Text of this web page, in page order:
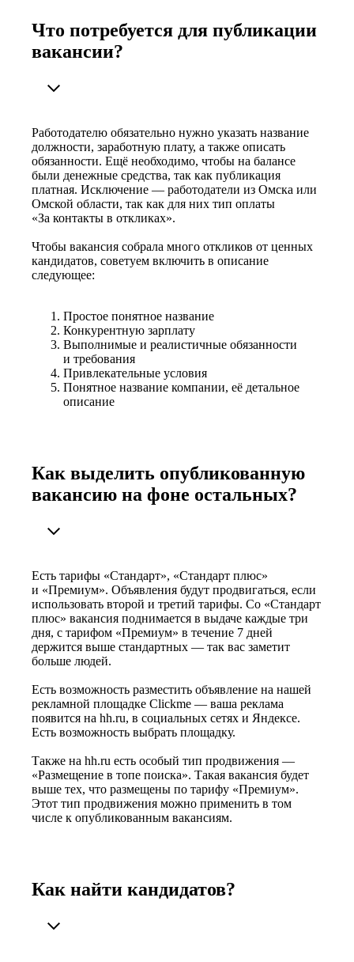
Что потребуется для публикации
вакансии?
Работодателю обязательно нужно указать название
должности, заработную плату, а также описать
обязанности. Ещё необходимо, чтобы на балансе
были денежные средства, так как публикация
платная. Исключение — работодатели из Омска или
Омской области, так как для них тип оплаты
«За контакты в откликах».
Чтобы вакансия собрала много откликов от ценных
кандидатов, советуем включить в описание
следующее:
Простое понятное название
Конкурентную зарплату
Выполнимые и реалистичные обязанности
и требования
Привлекательные условия
Понятное название компании, её детальное
описание
Как выделить опубликованную
вакансию на фоне остальных?
Есть тарифы «Стандарт», «Стандарт плюс»
и «Премиум». Объявления будут продвигаться, если
использовать второй и третий тарифы. Со «Стандарт
плюс» вакансия поднимается в выдаче каждые три
дня, с тарифом «Премиум» в течение 7 дней
держится выше стандартных — так вас заметит
больше людей.
Есть возможность разместить объявление на нашей
рекламной площадке Clickme — ваша реклама
появится на hh.ru, в социальных сетях и Яндексе.
Есть возможность выбрать площадку.
Также на hh.ru есть особый тип продвижения —
«Размещение в топе поиска». Такая вакансия будет
выше тех, что размещены по тарифу «Премиум».
Этот тип продвижения можно применить в том
числе к опубликованным вакансиям.
Как найти кандидатов?